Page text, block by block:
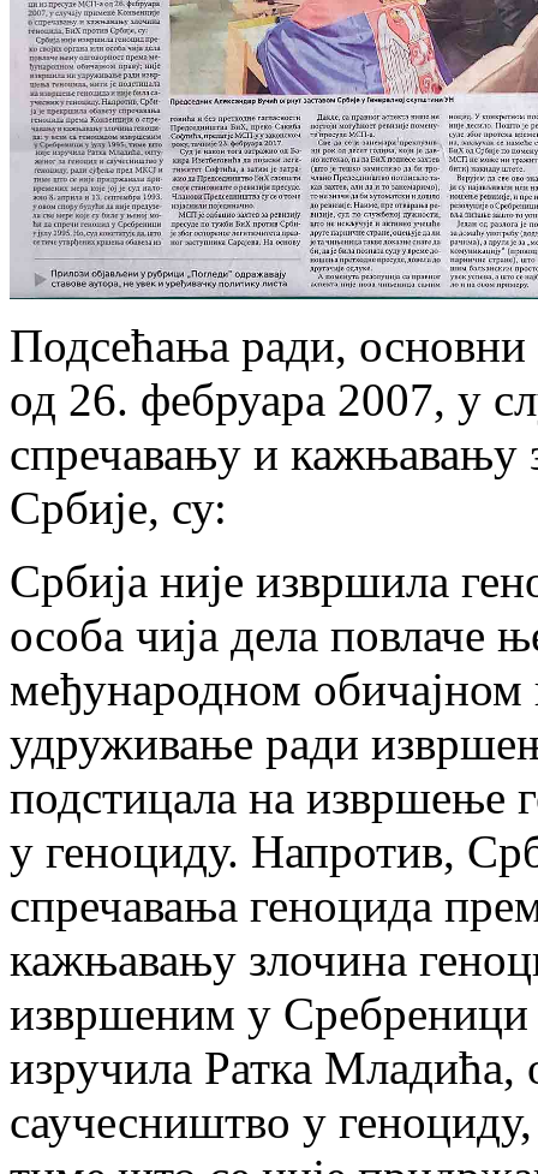
Подсећања ради,
од 26. фебруара 2007, у
спречавању и кажњавању
Србије, су:
Србија није извршила
особа чија дела повлаче
међународном
удруживање ради
подстицала на извршење
у геноциду. Напротив,
спречавања геноцида
кажњавању злочина
извршеним у Сребреници
изручила Ратка Младића,
саучесништво у